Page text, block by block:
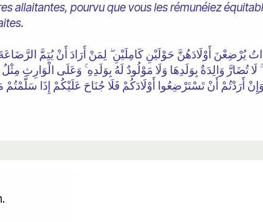
allaitantes, pourvu que vous les rémunéiez
يُرْضِعْنَ أَوْلَادَهُنَّ حَوْلَيْنِ كَامِلَيْنِ ۖ لِمَنْ أَرَادَ أَنْ يُتِمَّ
لَا تُضَارَّ وَالِدَةٌ بِوَلَدِهَا وَلَا مَوْلُودٌ لَهُ بِوَلَدِهِ ۚ وَعَلَى الْوَارِثِ
وَإِنْ أَرَدْتُمْ أَنْ تَسْتَرْضِعُوا أَوْلَادَكُمْ فَلَا جُنَاحَ عَلَيْكُمْ إِذَا سَلَّمْتُمْ